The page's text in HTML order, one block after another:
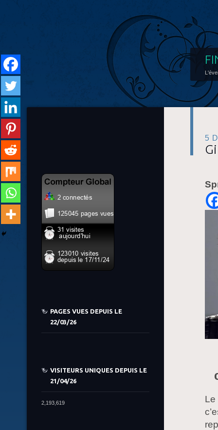
5
Le
PAGES VUES DEPUIS LE
22/03/26
VISITEURS UNIQUES DEPUIS LE
21/04/26
2,193,619